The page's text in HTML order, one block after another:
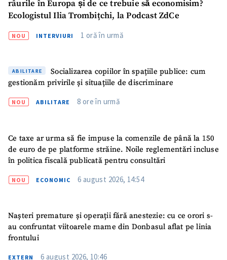
râurile în Europa și de ce trebuie să economisim?
Ecologistul Ilia Trombițchi, la Podcast ZdCe
NOU INTERVIURI 1 oră în urmă
ABILITARE
Socializarea copiilor în spațiile publice: cum
gestionăm privirile și situațiile de discriminare
NOU ABILITARE 8 ore în urmă
Ce taxe ar urma să fie impuse la comenzile de până la 150
de euro de pe platforme străine. Noile reglementări incluse
în politica fiscală publicată pentru consultări
NOU ECONOMIC 6 august 2026, 14:54
Nașteri premature și operații fără anestezie: cu ce orori s-
au confruntat viitoarele mame din Donbasul aflat pe linia
frontului
EXTERN 6 august 2026, 10:46